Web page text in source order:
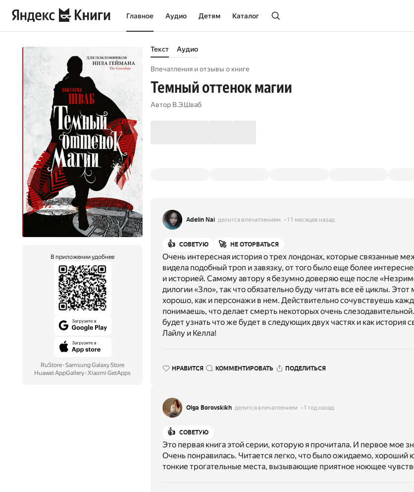
Главное Аудио Детям Каталог
В приложении удобнее
RuStore· Samsung Galaxy Store
Huawei AppGallery· Xiaomi GetApps
Текст Аудио
Впечатления и отзывы о книге
Темный оттенок магии
Автор В.Э.Шваб
Adelin Nai делится впечатлением 11 месяцев назад
👍 СОВЕТУЮ 🚀 НЕ ОТОРВАТЬСЯ
Очень интересная история о трех лондонах, которые связанные
видела подобный троп и завязку, от того было еще более
и историей. Самому автору я безумно доверяю еще после
дилогии «Зло», так что обязательно буду читать все её циклы.
хорошо, как и персонажи в нем. Действительно сочувствуешь
понимаешь, что делает смерть некоторых очень
будет узнать что же будет в следующих двух частях и как история
Лайлу и Келла!
НРАВИТСЯ КОММЕНТИРОВАТЬ ПОДЕЛИТЬСЯ
Olga Borovskikh делится впечатлением 1 год назад
👍 СОВЕТУЮ
Это первая книга этой серии, которую я прочитала. И первое мое
Очень понравилась. Читается легко, что было ожидаемо, хороший
тонкие трогательные места, вызывающие приятное ноющее